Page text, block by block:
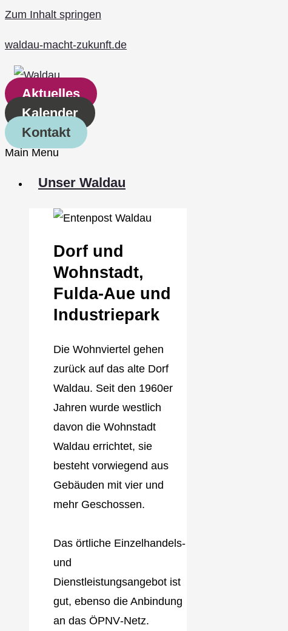
Zum Inhalt springen
waldau-macht-zukunft.de
Aktuelles
Kalender
Kontakt
Main Menu
Unser Waldau
Dorf und
Wohnstadt,
Fulda‐Aue und
Industriepark
Die Wohnviertel gehen
zurück auf das alte Dorf
Waldau. Seit den 1960er
Jahren wurde westlich
davon die Wohnstadt
Waldau errichtet, sie
besteht vorwiegend aus
Gebäuden mit vier und
mehr Geschossen.
Das örtliche Einzelhandels‐
und
Dienstleistungsangebot ist
gut, ebenso die Anbindung
an das ÖPNV‐Netz.